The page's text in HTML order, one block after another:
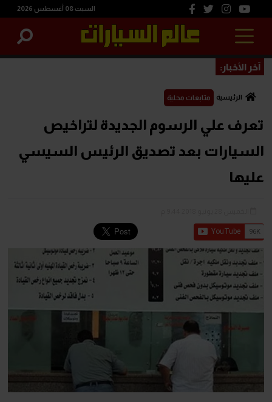
السبت 08 أغسطس 2026
آخر الأخبار:
الرئيسية متابعات محلية
تعرف علي الرسوم الجديدة لتراخيص
السيارات بعد تصديق الرئيس السيسي
عليها